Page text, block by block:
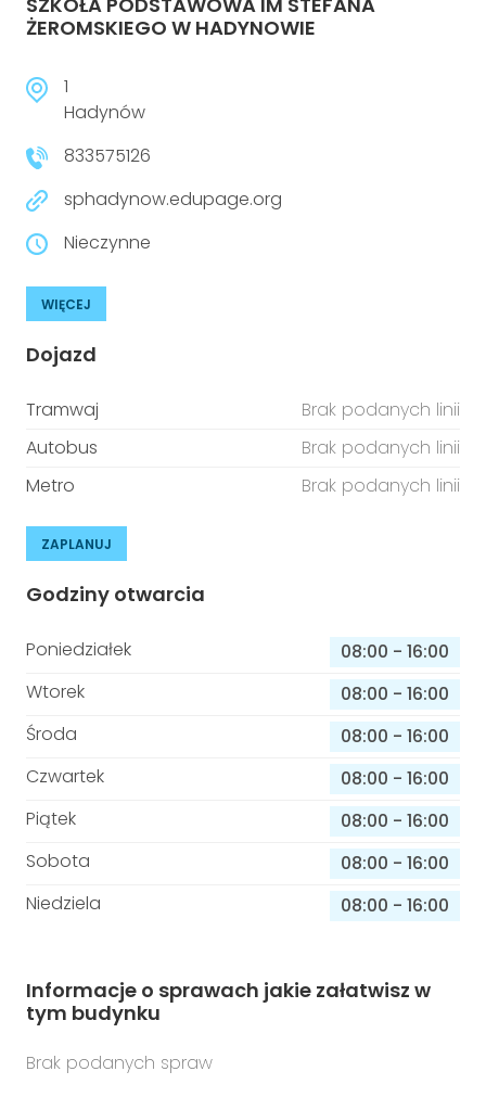
ŻEROMSKIEGO W HADYNOWIE
1
Hadynów
833575126
sphadynow.edupage.org
Nieczynne
WIĘCEJ
Dojazd
Tramwaj
Brak podanych linii
Autobus
Brak podanych linii
Metro
Brak podanych linii
ZAPLANUJ
Godziny otwarcia
Poniedziałek 08:00 - 16:00
Wtorek
08:00 - 16:00
Środa
08:00 - 16:00
Czwartek
08:00 - 16:00
Piątek
08:00 - 16:00
Sobota
08:00 - 16:00
Niedziela
08:00 - 16:00
Informacje o sprawach jakie załatwisz w
tym budynku
Brak podanych spraw